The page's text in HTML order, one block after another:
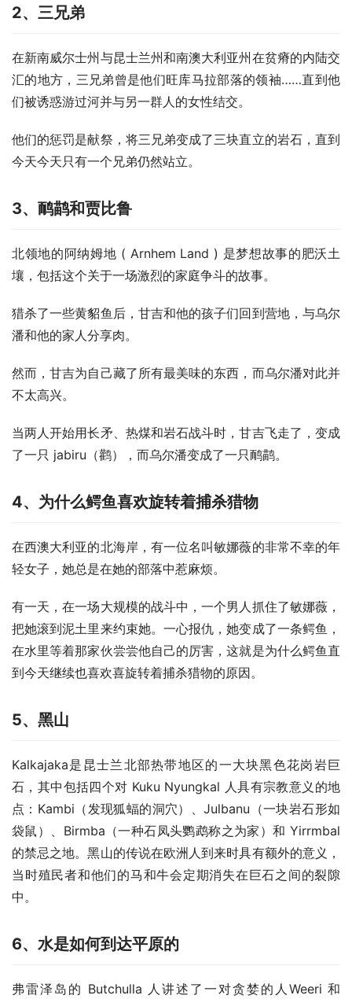
2、三兄弟
在新南威尔士州与昆士兰州和南澳大利亚州在贫瘠的内陆交
汇的地方，三兄弟曾是他们旺库马拉部落的领袖……直到他
们被诱惑游过河并与另一群人的女性结交。
他们的惩罚是献祭，将三兄弟变成了三块直立的岩石，直到
今天今天只有一个兄弟仍然站立。
3、鸸鹋和贾比鲁
北领地的阿纳姆地 ( Arnhem Land ) 是梦想故事的肥沃土
壤，包括这个关于一场激烈的家庭争斗的故事。
猎杀了一些黄貂鱼后，甘吉和他的孩子们回到营地，与乌尔
潘和他的家人分享肉。
然而，甘吉为自己藏了所有最美味的东西，而乌尔潘对此并
不太高兴。
当两人开始用长矛、热煤和岩石战斗时，甘吉飞走了，变成
了一只 jabiru（鹳），而乌尔潘变成了一只鸸鹋。
4、为什么鳄鱼喜欢旋转着捕杀猎物
在西澳大利亚的北海岸，有一位名叫敏娜薇的非常不幸的年
轻女子，她总是在她的部落中惹麻烦。
有一天，在一场大规模的战斗中，一个男人抓住了敏娜薇，
把她滚到泥土里来约束她。一心报仇，她变成了一条鳄鱼，
在水里等着那家伙尝尝他自己的厉害，这就是为什么鳄鱼直
到今天继续也喜欢喜旋转着捕杀猎物的原因。
5、黑山
Kalkajaka是昆士兰北部热带地区的一大块黑色花岗岩巨
石，其中包括四个对 Kuku Nyungkal 人具有宗教意义的地
点：Kambi（发现狐蝠的洞穴）、Julbanu（一块岩石形如
袋鼠）、Birmba（一种石凤头鹦鹉称之为家）和 Yirrmbal
的禁忌之地。黑山的传说在欧洲人到来时具有额外的意义，
当时殖民者和他们的马和牛会定期消失在巨石之间的裂隙
中。
6、水是如何到达平原的
弗雷泽岛的 Butchulla 人讲述了一对贪婪的人Weeri 和